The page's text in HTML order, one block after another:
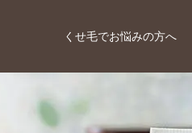
くせ毛でお悩みの方へ